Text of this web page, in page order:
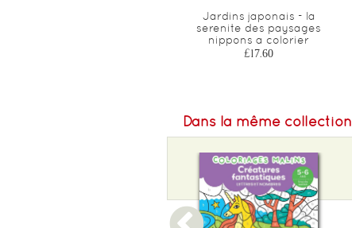
Jardins japonais - la
serenite des paysages
nippons a colorier
£17.60
Dans la même collection